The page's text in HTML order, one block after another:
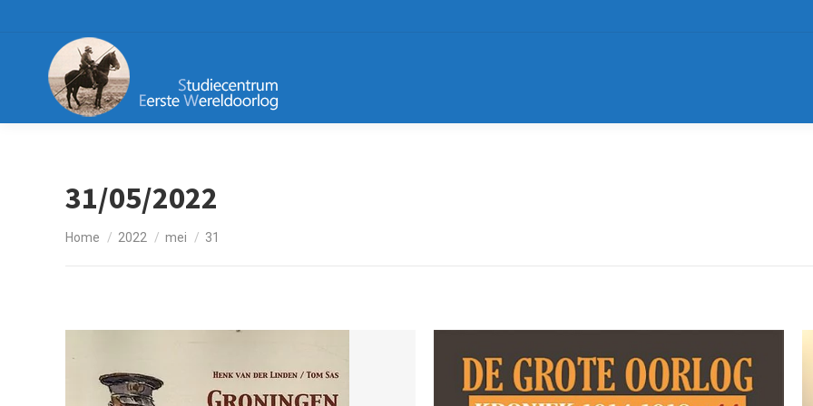
31/05/2022
Je bent hier:
Home 2022 mei 31